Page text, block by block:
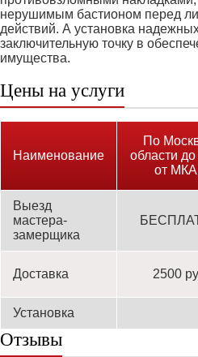
нерушимым бастионом перед
действий. А установка
заключительную точку в
имущества.
Цены на услуги
Наименование
По
области
от
Выезд
мастера-
замерщика
Доставка 2500
Установка
Отзывы